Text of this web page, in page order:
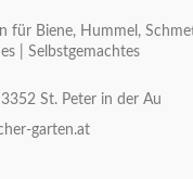
für Biene, Hummel,
| Selbstgemachtes
St. Peter in der Au
garten.at